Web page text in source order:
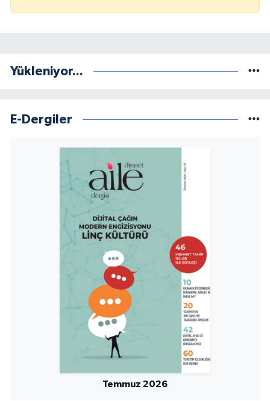
Yükleniyor...
E-Dergiler
Temmuz 2026
Yalova Müftülüğü
Yozgat Müftülüğü